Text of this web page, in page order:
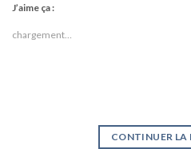
J’aime ça :
chargement…
CONTINUER LA